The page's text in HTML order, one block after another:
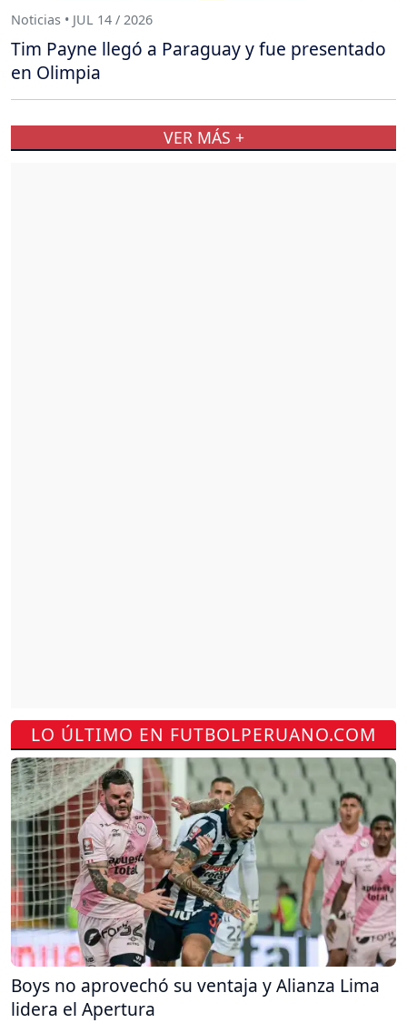
LO ÚLTIMO EN FUTBOLPERUANO.COM
Boys no aprovechó su ventaja y Alianza Lima
lidera el Apertura
Noticias • JUL 14 / 2026
Tim Payne llegó a Paraguay y fue presentado
en Olimpia
VER MÁS +